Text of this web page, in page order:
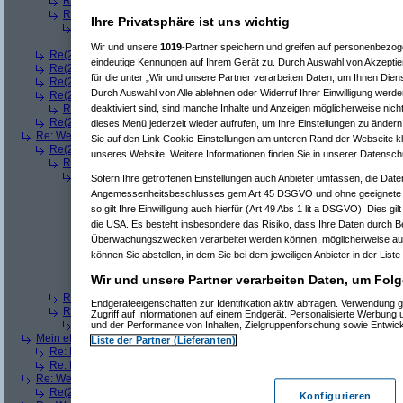
Re(3): Welches ETWAS hab ihr bekommen.. (
Re(4): Welches ETWAS hab ihr bekommen..
Re(5): Welches ETWAS hab ihr bekommen..
monster23
am
Re(2): Welches ETWAS hab ihr bekommen..
female
am 23.12.2008,
Re(2): Welches ETWAS hab ihr bekommen..( User6465am
Re(2): Welches ETWAS hab ihr bekommen..(playazam 23.12.2008,
Re(2): Welches ETWAS hab ihr bekommen..(Ardjanam 23.12.2008,
Re(3): Welches ETWAS hab ihr bekommen..(monster23am
Re(2): Welches ETWAS hab ihr bekommen..(User284am 23.12.2008,
Re: Welches ETWAS hab ihr bekommen..(Diallam 23.12.2008, 09:01:20)
Re(2): Welches ETWAS hab ihr bekommen.. (ddrobescham
Re(3): Welches ETWAS hab ihr bekommen..
Re(4): Welches ETWAS hab ihr bekommen..(Games2Gameam
Re(5): Welches ETWAS hab ihr bekommen..( ddrobescham
Re(6): Welches ETWAS hab ihr bekommen..
(q.e.d.am
Re(5): Welches ETWAS hab ihr bekommen..
am
Re(6): Welches ETWAS hab ihr bekommen.. (Games2Game
Re(7): Welches ETWAS hab ihr bekommen..(q.e.d.am
Re(8): Welches ETWAS hab ihr bekommen..(
Re(5): Welches ETWAS hab ihr bekommen.. (monster23am
Re(3): Welches ETWAS hab ihr bekommen.. (Diall am 23.12.2008,
Re(3): Welches ETWAS hab ihr bekommen..( Madleram 23.12.2008,
Re(4): Welches ETWAS hab ihr bekommen..(Games2Gameam
Mein etwas(Winnie_Pooham 23.12.2008, 09:12:01)
Re: Mein etwas
Re: Mein etwas
Re: Welches ETWAS hab ihr bekommen..
Dimmuam 23.12.2008,
Re(2): Welches ETWAS hab ihr bekommen..
Games2Gameam
Ihre Privatsphäre ist uns wichtig
Wir und unsere 1019-Partner speichern und greifen auf
eindeutige Kennungen auf Ihrem Gerät zu. Durch Auswahl von
für die unter „Wir und unsere Partner verarbeiten Daten, um Ihnen
Durch Auswahl von Alle ablehnen oder Widerruf Ihrer Einwilligung
deaktiviert sind, sind manche Inhalte und Anzeigen möglicherweise
dieses Menü jederzeit wieder aufrufen, um Ihre Einstellungen zu
Sie auf den Link Cookie-Einstellungen am unteren Rand der Webseite
unseres Website. Weitere Informationen finden Sie in unserer
Sofern Ihre getroffenen Einstellungen auch Anbieter umfassen, die
Angemessenheitsbeschlusses gem Art 45 DSGVO und ohne
so gilt Ihre Einwilligung auch hierfür (Art 49 Abs 1 lit a DSGVO). Dies
die USA. Es besteht insbesondere das Risiko, dass Ihre Daten durch
Überwachungszwecken verarbeitet werden können, möglicherweise
können Sie abstellen, in dem Sie bei dem jeweiligen Anbieter in der
Wir und unsere Partner verarbeiten Daten, um
Endgeräteeigenschaften zur Identifikation aktiv abfragen. Verwendung
Zugriff auf Informationen auf einem Endgerät. Personalisierte Werbung
und der Performance von Inhalten, Zielgruppenforschung sowie
Liste der Partner (Lieferanten)
Konfigurieren